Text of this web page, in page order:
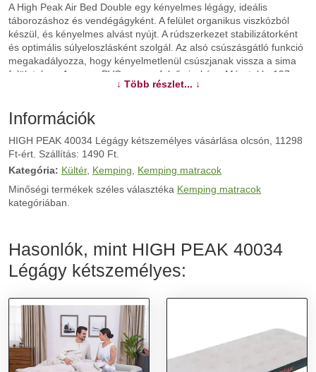
A High Peak Air Bed Double egy kényelmes légágy, ideális
táborozáshoz és vendégágyként. A felület organikus viszkózból
készül, és kényelmes alvást nyújt. A rúdszerkezet stabilizátorként
és optimális súlyeloszlásként szolgál. Az alsó csúszásgátló funkció
megakadályozza, hogy kényelmetlenül csúszjanak vissza a sima
felületeken. Anyaga: PVC ponyva felső viszkóz - Méret: kb. 197 x
138 x 20 cm - Kiszerelés: 38 x 28 x 9,5 cm - Színek: sötétszürke
puha, szervesen viszkózus felület - Sebességszabályozó szelep
felfújáshoz - Teherbírás 250 kg-ig - Ftalát mentes - Csúszásgátló
funkció - Súly 3,2 kg
További információk>>
↓ Több részlet... ↓
Információk
HIGH PEAK 40034 Légágy kétszemélyes vásárlása olcsón, 11298
Ft-ért. Szállítás: 1490 Ft.
Kategória: Kültér, Kemping
Kemping matracok
Minőségi termékek széles választéka Kemping matracok
kategóriában.
Hasonlók, mint HIGH PEAK 40034
Légágy kétszemélyes: